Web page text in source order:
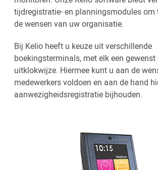
tijdregistratie- en planningsmodules om
de wensen van uw organisatie.
Bij Kelio heeft u keuze uit verschillende
boekingsterminals, met elk een gewenst
uitklokwijze. Hiermee kunt u aan de
medewerkers voldoen en aan de hand
aanwezigheidsregistratie bijhouden.